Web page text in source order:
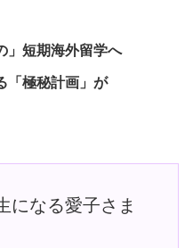
」短期海外留学へ
「極秘計画」が
になる愛子さま